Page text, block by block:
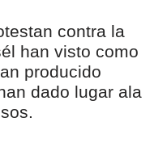
contra la
han visto como
producido
dado lugar ala